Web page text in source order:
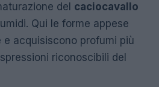
del caciocavallo
Qui le forme appese
acquisiscono profumi più
riconoscibili del